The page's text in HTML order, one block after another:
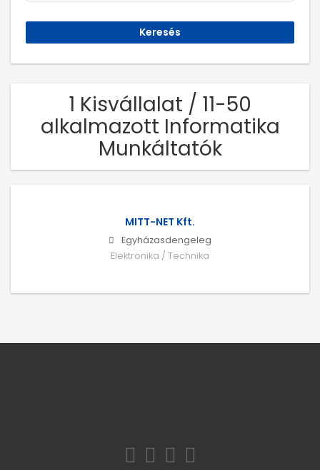
1 Kisvállalat / 11-50
alkalmazott Informatika
Munkáltatók
MITT-NET Kft.
Egyházasdengeleg
Elektronika / Technika